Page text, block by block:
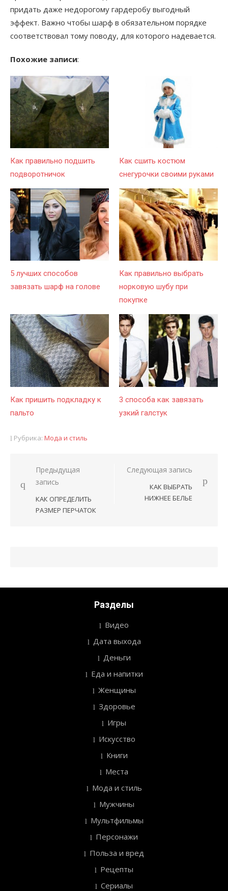
придать даже недорогому гардеробу выгодный
эффект. Важно чтобы шарф в обязательном порядке
соответствовал тому поводу, для которого надевается.
Похожие записи:
Как правильно подшить
подворотничок
Как сшить костюм
снегурочки своими руками
5 лучших способов
завязать шарф на голове
Как правильно выбрать
норковую шубу при
покупке
Как пришить подкладку к
пальто
3 способа как завязать
узкий галстук
Рубрика: Мода и стиль
Навигация
записям
Предыдущая
запись
КАК ОПРЕДЕЛИТЬ
РАЗМЕР ПЕРЧАТОК
Следующая запись
КАК ВЫБРАТЬ
НИЖНЕЕ БЕЛЬЕ
Разделы
Видео
Дата выхода
Деньги
Еда и напитки
Женщины
Здоровье
Игры
Искусство
Книги
Места
Мода и стиль
Мужчины
Мультфильмы
Персонажи
Польза и вред
Рецепты
Сериалы